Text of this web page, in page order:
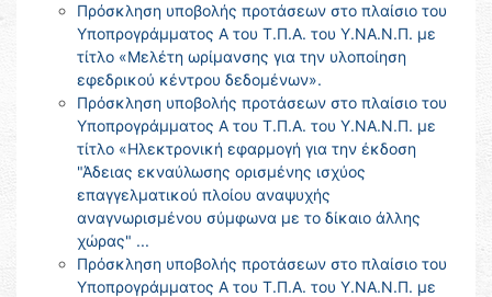
Πρόσκληση υποβολής προτάσεων στο πλαίσιο του
Υποπρογράμματος Α του Τ.Π.Α. του Υ.ΝΑ.Ν.Π. με
τίτλο «Μελέτη ωρίμανσης για την υλοποίηση
εφεδρικού κέντρου δεδομένων».
Πρόσκληση υποβολής προτάσεων στο πλαίσιο του
Υποπρογράμματος Α του Τ.Π.Α. του Υ.ΝΑ.Ν.Π. με
τίτλο «Ηλεκτρονική εφαρμογή για την έκδοση
"Άδειας εκναύλωσης ορισμένης ισχύος
επαγγελματικού πλοίου αναψυχής
αναγνωρισμένου σύμφωνα με το δίκαιο άλλης
χώρας" ...
Πρόσκληση υποβολής προτάσεων στο πλαίσιο του
Υποπρογράμματος Α του Τ.Π.Α. του Υ.ΝΑ.Ν.Π. με